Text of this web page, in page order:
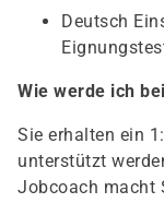
Deutsch
Wie werde ich
Sie erhalten ein
unterstützt
Jobcoach macht